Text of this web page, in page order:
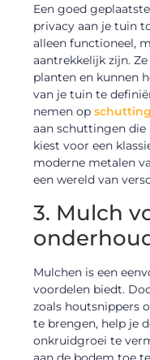
Een goed
privacy aan je tuin
alleen functioneel,
aantrekkelijk zijn.
planten en kunnen
van je tuin te
nemen op
aan schuttingen die
kiest voor een
moderne metalen
een wereld van
3. Mulch
Mulchen is een
voordelen biedt.
zoals houtsnippers
te brengen, help je
onkruidgroei te